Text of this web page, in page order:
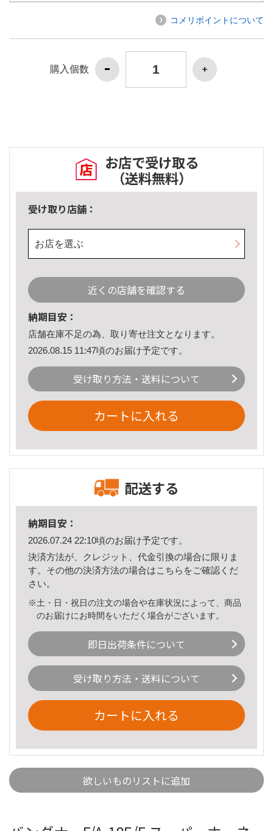
コメリポイントについて
購入個数
お店で受け取る
（送料無料）
受け取り店舗：
お店を選ぶ
近くの店舗を確認する
納期目安：
店舗在庫不足の為、取り寄せ注文となります。
2026.08.15 11:47頃のお届け予定です。
受け取り方法・送料について
カートに入れる
配送する
納期目安：
2026.07.24 22:10頃のお届け予定です。
決済方法が、クレジット、代金引換の場合に限りま
す。その他の決済方法の場合はこちら をご確認くだ
さい。
※土・日・祝日の注文の場合や在庫状況によって、商品
のお届けにお時間をいただく場合がございます。
即日出荷条件について
受け取り方法・送料について
カートに入れる
欲しいものリストに追加